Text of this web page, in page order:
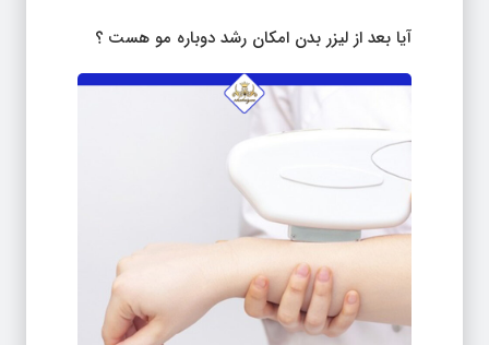
آیا بعد از لیزر بدن امکان رشد دوباره مو هست ؟